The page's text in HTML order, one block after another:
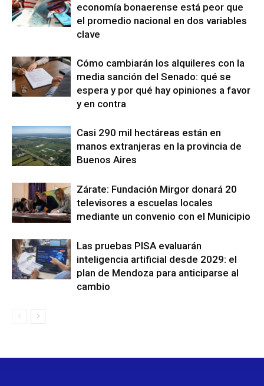
economía bonaerense está peor que
el promedio nacional en dos variables
clave
Cómo cambiarán los alquileres con la
media sanción del Senado: qué se
espera y por qué hay opiniones a favor
y en contra
Casi 290 mil hectáreas están en
manos extranjeras en la provincia de
Buenos Aires
Zárate: Fundación Mirgor donará 20
televisores a escuelas locales
mediante un convenio con el Municipio
Las pruebas PISA evaluarán
inteligencia artificial desde 2029: el
plan de Mendoza para anticiparse al
cambio